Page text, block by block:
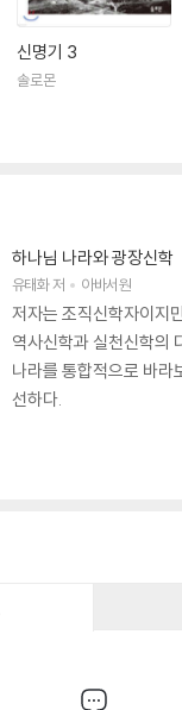
신명기 3
솔로몬
하나님 나라와 광장신학
유태화저 아바서원
저자는 조직신학자이지
역사신학과 실천신학의
나라를 통합적으로 바라
선하다.